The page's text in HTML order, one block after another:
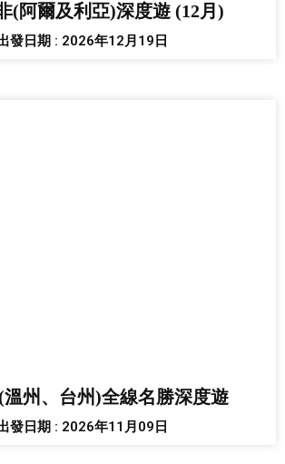
(阿爾及利亞)深度遊 (12月)
發日期 : 2026年12月19日
溫州、台州)全線名勝深度遊
發日期 : 2026年11月09日